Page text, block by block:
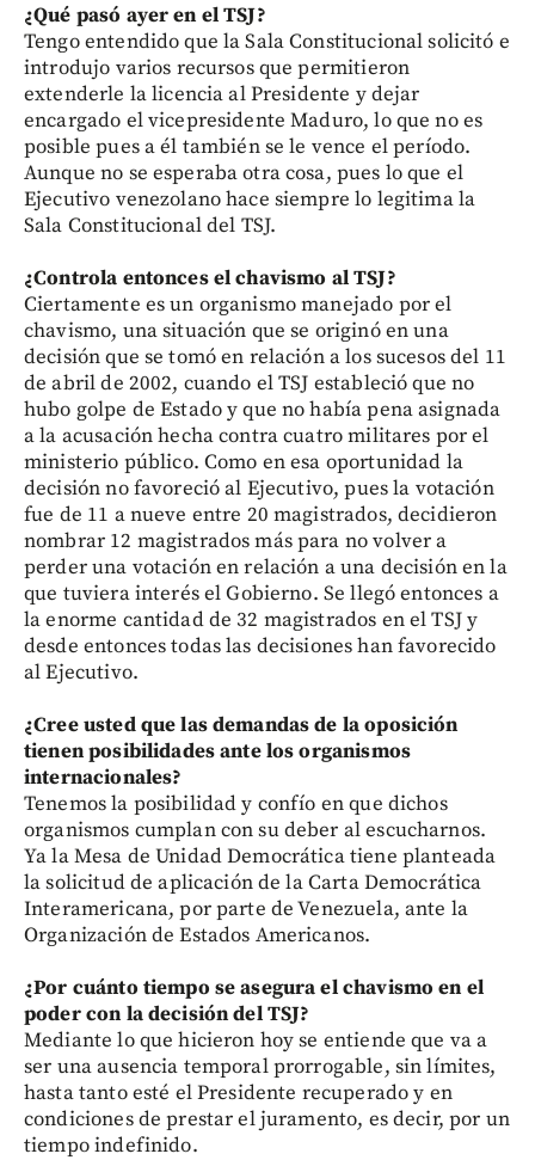
¿Qué pasó ayer en el TSJ?
Tengo entendido que la Sala Constitucional solicitó e
introdujo varios recursos que permitieron
extenderle la licencia al Presidente y dejar
encargado el vicepresidente Maduro, lo que no es
posible pues a él también se le vence el período.
Aunque no se esperaba otra cosa, pues lo que el
Ejecutivo venezolano hace siempre lo legitima la
Sala Constitucional del TSJ.
¿Controla entonces el chavismo al TSJ?
Ciertamente es un organismo manejado por el
chavismo, una situación que se originó en una
decisión que se tomó en relación a los sucesos del 11
de abril de 2002, cuando el TSJ estableció que no
hubo golpe de Estado y que no había pena asignada
a la acusación hecha contra cuatro militares por el
ministerio público. Como en esa oportunidad la
decisión no favoreció al Ejecutivo, pues la votación
fue de 11 a nueve entre 20 magistrados, decidieron
nombrar 12 magistrados más para no volver a
perder una votación en relación a una decisión en la
que tuviera interés el Gobierno. Se llegó entonces a
la enorme cantidad de 32 magistrados en el TSJ y
desde entonces todas las decisiones han favorecido
al Ejecutivo.
¿Cree usted que las demandas de la oposición
tienen posibilidades ante los organismos
internacionales?
Tenemos la posibilidad y confío en que dichos
organismos cumplan con su deber al escucharnos.
Ya la Mesa de Unidad Democrática tiene planteada
la solicitud de aplicación de la Carta Democrática
Interamericana, por parte de Venezuela, ante la
Organización de Estados Americanos.
¿Por cuánto tiempo se asegura el chavismo en el
poder con la decisión del TSJ?
Mediante lo que hicieron hoy se entiende que va a
ser una ausencia temporal prorrogable, sin límites,
hasta tanto esté el Presidente recuperado y en
condiciones de prestar el juramento, es decir, por un
tiempo indefinido.